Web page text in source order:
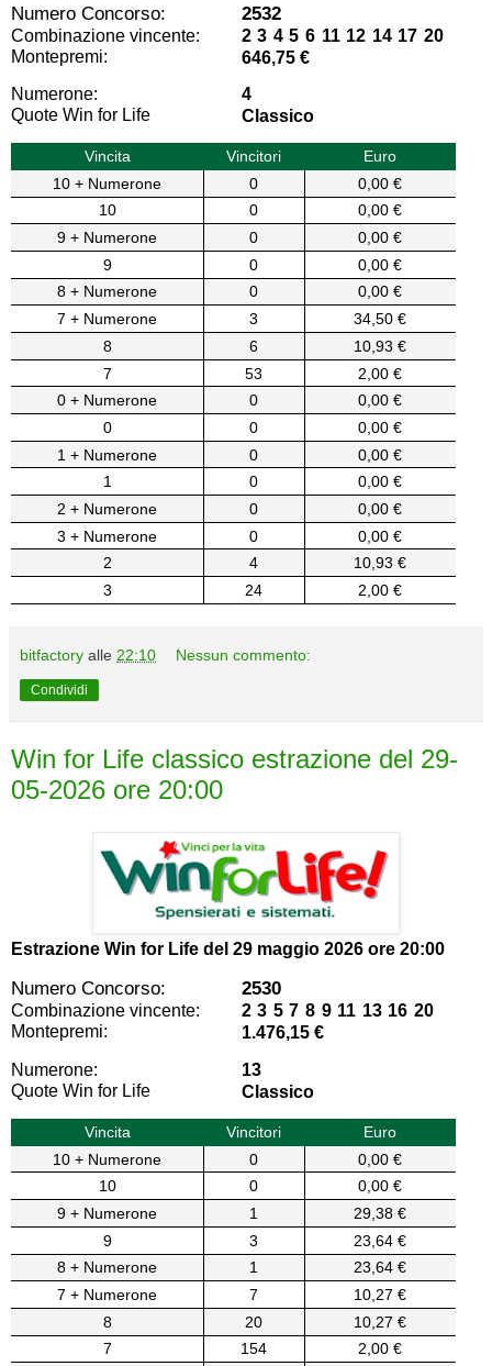
Numero Concorso: 2532
Combinazione vincente:
2 3 4 5 6 11 12 14 17 20
Montepremi:
646,75 €
Numerone:
4
Quote Win for Life
Classico
Vincita Vincitori
Euro
10 + Numerone
0
0,00 €
10
0
0,00 €
9 + Numerone
0
0,00 €
9
0
0,00 €
8 + Numerone
0
0,00 €
7 + Numerone
3
34,50 €
8
6
10,93 €
7
53
2,00 €
0 + Numerone
0
0,00 €
0
0
0,00 €
1 + Numerone
0
0,00 €
1
0
0,00 €
2 + Numerone
0
0,00 €
3 + Numerone
0
0,00 €
2
4
10,93 €
3
24 2,00 €
bitfactory alle 22:10 Nessun commento:
Condividi
Win for Life classico estrazione del 29-
05-2026 ore 20:00
Estrazione Win for Life del 29 maggio 2026 ore 20:00
Numero Concorso: 2530
Combinazione vincente:
2 3 5 7 8 9 11 13 16 20
Montepremi:
1.476,15 €
Numerone:
13
Quote Win for Life
Classico
Vincita Vincitori
Euro
10 + Numerone
0
0,00 €
10
0
0,00 €
9 + Numerone
1
29,38 €
9
3
23,64 €
8 + Numerone
1
23,64 €
7 + Numerone
7
10,27 €
8
20
10,27 €
7
154
2,00 €